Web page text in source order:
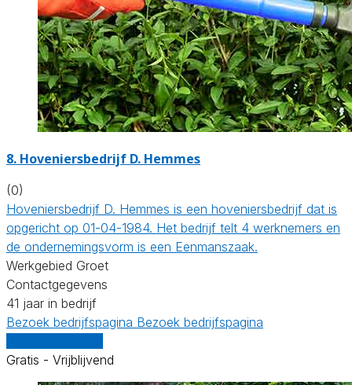
8. Hoveniersbedrijf D. Hemmes
(0)
Hoveniersbedrijf D. Hemmes is een hoveniersbedrijf dat is
opgericht op 01-04-1984. Het bedrijf telt 4 werknemers en
de ondernemingsvorm is een Eenmanszaak.
Werkgebied Groet
Contactgegevens
41 jaar in bedrijf
Bezoek bedrijfspagina Bezoek bedrijfspagina
Gratis - Vrijblijvend